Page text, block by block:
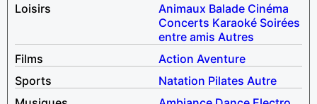
Loisirs
Animaux Balade Cinéma
Concerts Karaoké Soirées
entre amis Autres
Films
Action Aventure
Sports
Natation Pilates Autre